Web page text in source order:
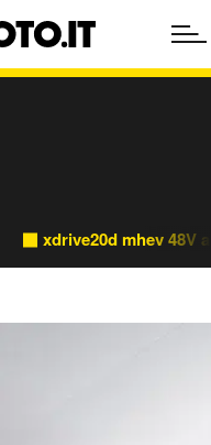
xdrive20d mhev 48V